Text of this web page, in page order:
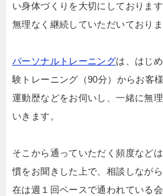
い身体づくりを大切にしておりま
無理なく継続していただいておりま
パーソナルトレーニングは、はじ
験トレーニング（90分）からお客
運動歴などをお伺いし、一緒に無
いきます。
そこから通っていただく頻度など
慣をお聞きした上で、相談しなが
在は週１回ペースで通われている会